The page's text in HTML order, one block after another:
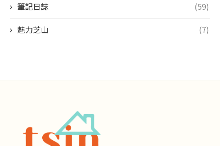
筆記日誌
(59)
魅力芝山
(7)